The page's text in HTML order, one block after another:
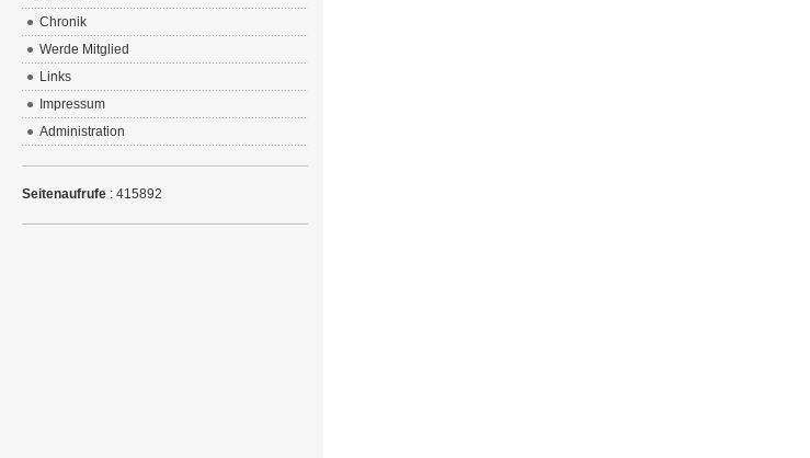
Chronik
Werde Mitglied
Links
Impressum
Administration
Seitenaufrufe : 415892